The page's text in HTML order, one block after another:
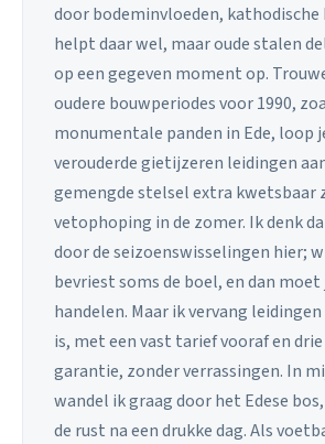
door bodeminvloeden, kathodische
helpt daar wel, maar oude stalen
op een gegeven moment op.
oudere bouwperiodes voor 1990,
monumentale panden in Ede, loop
verouderde gietijzeren leidingen
gemengde stelsel extra kwetsbaar
vetophoping in de zomer. Ik denk
door de seizoenswisselingen hier;
bevriest soms de boel, en dan moet
handelen. Maar ik vervang
is, met een vast tarief vooraf en
garantie, zonder verrassingen. In
wandel ik graag door het Edese
de rust na een drukke dag. Als